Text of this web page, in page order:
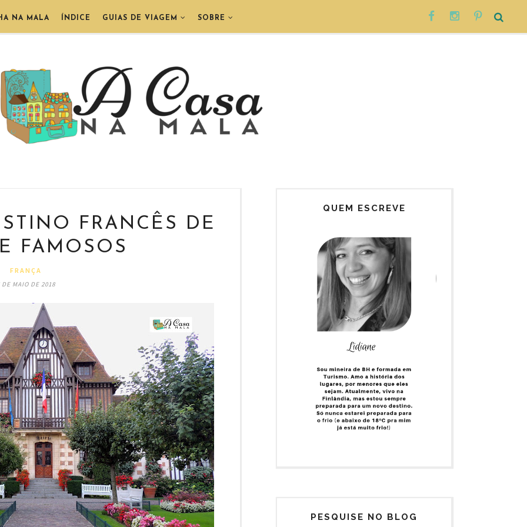
NA MALA ÍNDICE GUIAS DE VIAGEM SOBRE
FRANCÊS DE
FAMOSOS
FRANÇA
DE MAIO DE 2018
QUEM ESCREVE
PESQUISE NO BLOG